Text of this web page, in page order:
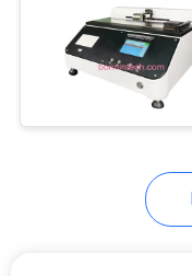
CONTRÔLE
CONTACTEZ-